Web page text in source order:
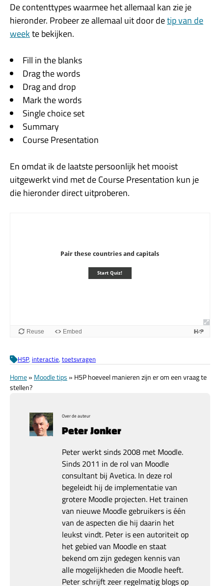
De contenttypes waarmee het allemaal kan zie je
hieronder. Probeer ze allemaal uit door detip van de
weekte bekijken.
Fill in the blanks
Drag the words
Drag and drop
Mark the words
Single choice set
Summary
Course Presentation
En omdat ik de laatste persoonlijk het mooist
uitgewerkt vind met de Course Presentation kun je
die hieronder direct uitproberen.
H5P, interactie, toetsvragen
Home» Moodle tips » H5P hoeveel manieren zijn er om een vraag te
stellen?
Over de auteur
Peter Jonker
Peter werkt sinds 2008 met Moodle.
Sinds 2011 in de rol van Moodle
consultant bij Avetica. In deze rol
begeleidt hij de implementatie van
grotere Moodle projecten. Het trainen
van nieuwe Moodle gebruikers is één
van de aspecten die hij daarin het
leukst vindt. Peter is een autoriteit op
het gebied van Moodle en staat
bekend om zijn gedegen kennis van
alle mogelijkheden die Moodle heeft.
Peter schrijft zeer regelmatig blogs op